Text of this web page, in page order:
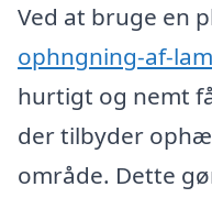
Ved at bruge en
ophngning-af-
hurtigt og nemt
der tilbyder
område. Dette